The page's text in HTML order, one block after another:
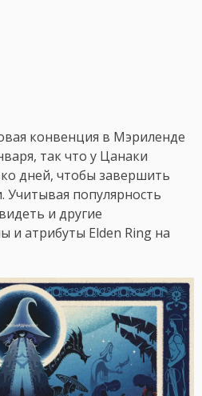
конвенция в Мэриленде
так что у Цанаки
дней, чтобы завершить
Учитывая популярность
и другие
атрибуты Elden Ring на